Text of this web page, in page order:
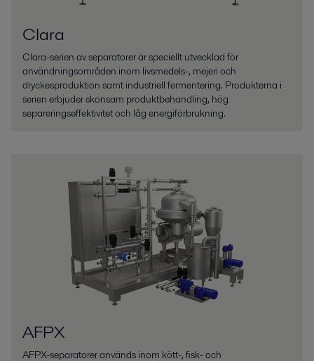
Clara
Clara-serien av separatorer är speciellt utvecklad för
användningsområden inom livsmedels-, mejeri och
dryckesproduktion samt industriell fermentering. Produkterna i
serien erbjuder skonsam produktbehandling, hög
separeringseffektivitet och låg energiförbrukning.
AFPX
AFPX-separatorer används inom kött-, fisk- och